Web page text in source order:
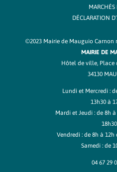
MARCHÉS
DÉCLARATION
©2023 Mairie de Mauguio Carnon
MAIRIE DE
Hôtel de ville, Place
34130
Lundi et Mercredi :
13h30 à
Mardi et Jeudi : de 8h
18h30
Vendredi : de 8h à 12h
Samedi : de
04 67 29